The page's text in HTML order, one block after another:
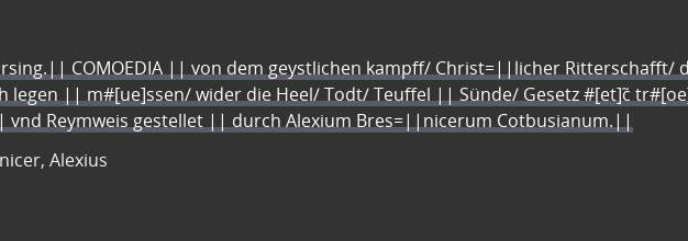
COMOEDIA || von dem geystlichen kampff/ Christ=||licher Ritterschafft/
legen || m#[ue]ssen/ wider die Heel/ Todt/ Teuffel || Sünde/ Gesetz #[et]c̃
vnd Reymweis gestellet || durch Alexium Bres=||nicerum Cotbusianum.||
Alexius